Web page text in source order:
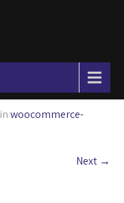
inwoocommerce-
Next →